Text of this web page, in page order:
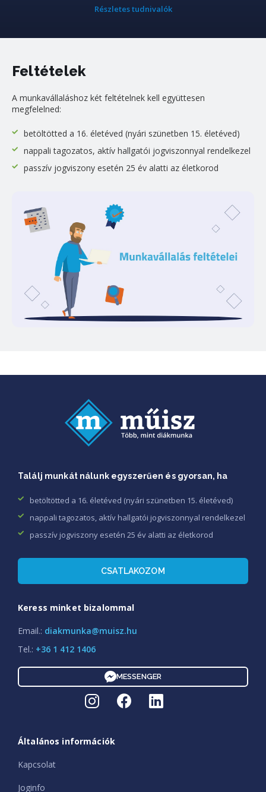
Részletes tudnivalók
Feltételek
A munkavállaláshoz két feltételnek kell együttesen
megfelelned:
betöltötted a 16. életéved (nyári szünetben 15. életéved)
nappali tagozatos, aktív hallgatói jogviszonnyal rendelkezel
passzív jogviszony esetén 25 év alatti az életkorod
Találj munkát nálunk egyszerűen és gyorsan, ha
betöltötted a 16. életéved (nyári szünetben 15. életéved)
nappali tagozatos, aktív hallgatói jogviszonnyal rendelkezel
passzív jogviszony esetén 25 év alatti az életkorod
CSATLAKOZOM
Keress minket bizalommal
Email.: diakmunka@muisz.hu
Tel.: +36 1 412 1406
MESSENGER
Általános információk
Kapcsolat
Joginfo